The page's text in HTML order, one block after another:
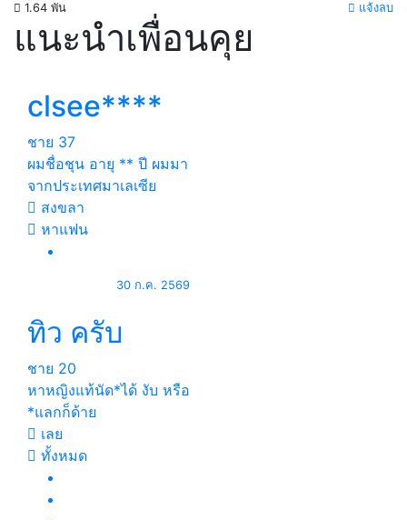
1.64 พัน แจ้งลบ
แนะนำเพื่อนคุย
clsee****
ชาย 37
ผมชื่อชุน อายุ ** ปี ผมมา
จากประเทศมาเลเซีย
สงขลา
หาแฟน
30 ก.ค. 2569
ทิว ครับ
ชาย 20
หาหญิงแท้นัด*ได้ งับ หรือ
*แลกก็ด้าย
เลย
ทั้งหมด